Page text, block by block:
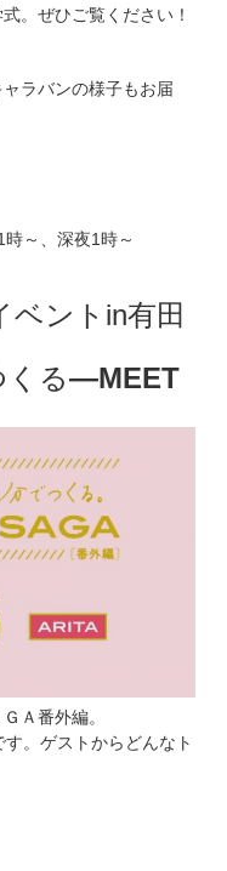
。ぜひご覧ください！
ラバンの様子もお届
～、深夜1時～
ベントin有田
る―MEET
Ａ番外編。
。ゲストからどんなト